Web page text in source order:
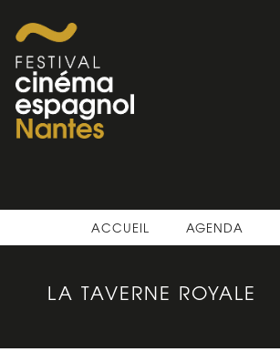
ACCUEIL AGENDA
LA TAVERNE ROYALE